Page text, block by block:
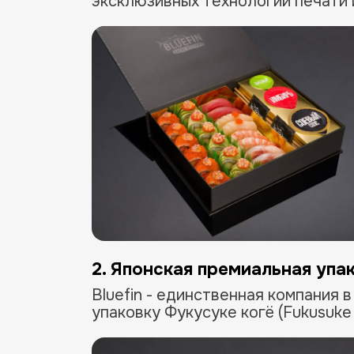
2. Японская премиальная
Bluefin - единственная компания
упаковку Фукусуке когё
При